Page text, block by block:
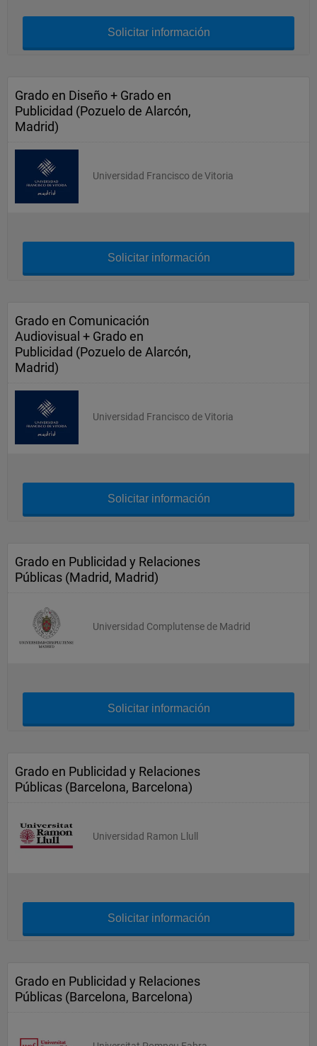
Solicitar información
Grado en Diseño + Grado en
Publicidad (Pozuelo de Alarcón,
Madrid)
Universidad Francisco de Vitoria
Solicitar información
Grado en Comunicación
Audiovisual + Grado en
Publicidad (Pozuelo de Alarcón,
Madrid)
Universidad Francisco de Vitoria
Solicitar información
Grado en Publicidad y Relaciones
Públicas (Madrid, Madrid)
Universidad Complutense de Madrid
Solicitar información
Grado en Publicidad y Relaciones
Públicas (Barcelona, Barcelona)
Universidad Ramon Llull
Solicitar información
Grado en Publicidad y Relaciones
Públicas (Barcelona, Barcelona)